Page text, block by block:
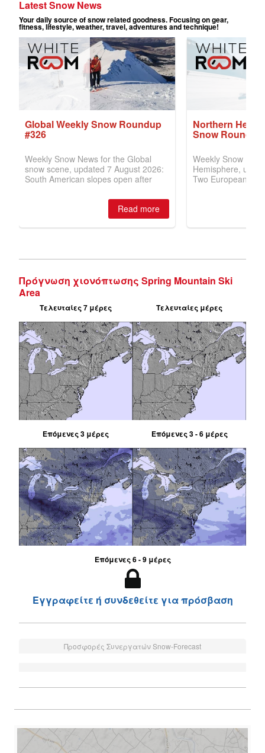
Πρόγνωση χιονόπτωσης Spring Mountain Ski
Area
Τελευταίες 7 μέρες Τελευταίες μέρες
Επόμενες 3 μέρες Επόμενες 3 - 6 μέρες
Επόμενες 6 - 9 μέρες
Εγγραφείτε ή συνδεθείτε για πρόσβαση
Προσφορές Συνεργατών Snow-Forecast